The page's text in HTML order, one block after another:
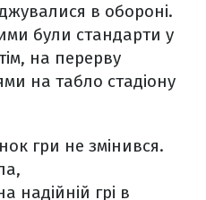
в обороні.
були стандарти у
на перерву
на табло стадіону
гри не змінився.
надійній грі в